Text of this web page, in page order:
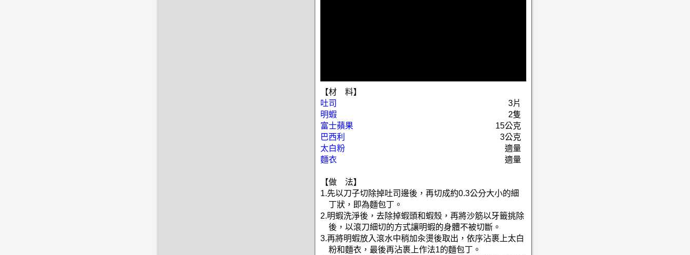
【材 料】
吐司
3片
明蝦
2隻
富士蘋果
15公克
巴西利
3公克
太白粉
適量
麵衣
適量
【做 法】
1.先以刀子切除掉吐司邊後，再切成約0.3公分大小的細
丁狀，即為麵包丁。
2.明蝦洗淨後，去除掉蝦頭和蝦殼，再將沙筋以牙籤挑除
後，以滾刀細切的方式讓明蝦的身體不被切斷。
3.再將明蝦放入滾水中稍加汆燙後取出，依序沾裹上太白
粉和麵衣，最後再沾裹上作法1的麵包丁。